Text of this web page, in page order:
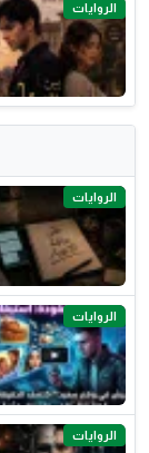
الروايات
الروايات
الروايات
الروايات